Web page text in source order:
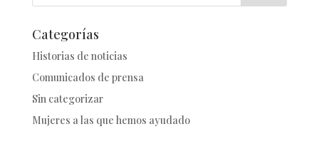
Categorías
Historias de noticias
Comunicados de prensa
Sin categorizar
Mujeres a las que hemos ayudado